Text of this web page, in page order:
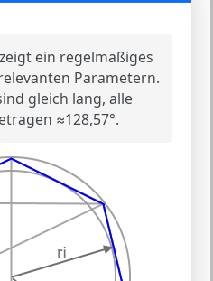
ein regelmäßiges
Parametern.
gleich lang, alle
≈128,57°.